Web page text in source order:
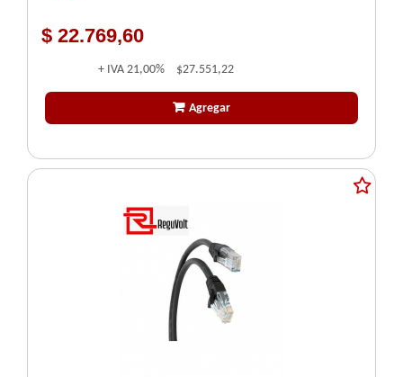
$ 22.769,60
+ IVA 21,00% $27.551,22
Agregar